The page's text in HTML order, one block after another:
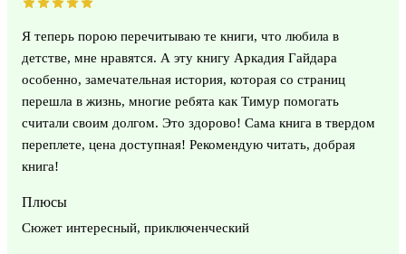
Я теперь порою перечитываю те книги, что любила в
детстве, мне нравятся. А эту книгу Аркадия Гайдара
особенно, замечательная история, которая со страниц
перешла в жизнь, многие ребята как Тимур помогать
считали своим долгом. Это здорово! Сама книга в твердом
переплете, цена доступная! Рекомендую читать, добрая
книга!
Плюсы
Сюжет интересный, приключенческий